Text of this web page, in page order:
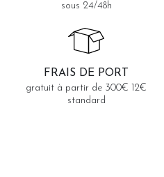
sous 24/48h
FRAIS DE PORT
gratuit à partir de 300€ 12€
standard